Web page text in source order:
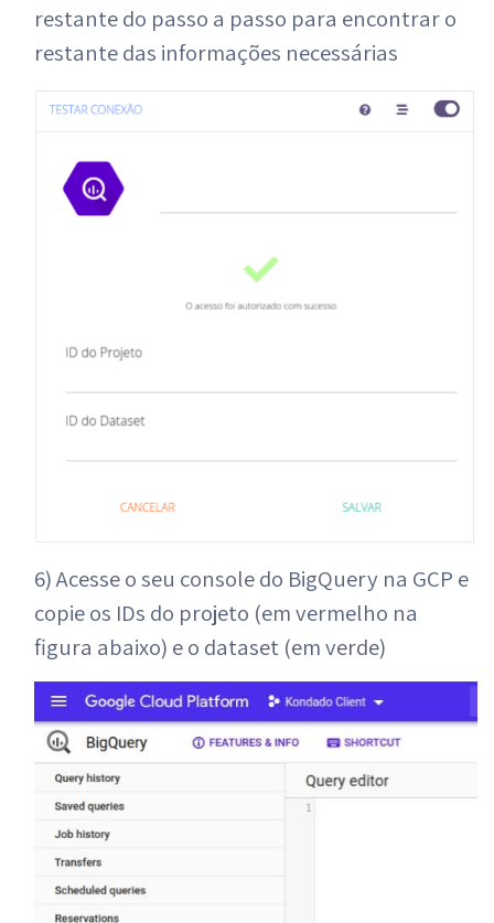
restante do passo a passo para encontrar o
restante das informações necessárias
6) Acesse o seu console do BigQuery na GCP e
copie os IDs do projeto (em vermelho na
figura abaixo) e o dataset (em verde)